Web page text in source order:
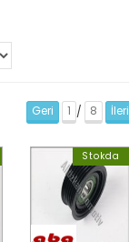
Geri 1 / 8 İleri
Stokda